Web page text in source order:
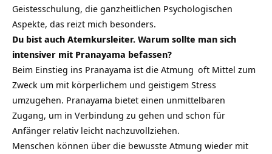
Geistesschulung, die ganzheitlichen Psychologischen
Aspekte, das reizt mich besonders.
Du bist auch Atemkursleiter. Warum sollte man sich
intensiver mit Pranayama befassen?
Beim Einstieg ins Pranayama ist die Atmung oft Mittel zum
Zweck um mit körperlichem und geistigem Stress
umzugehen. Pranayama bietet einen unmittelbaren
Zugang, um in Verbindung zu gehen und schon für
Anfänger relativ leicht nachzuvollziehen.
Menschen können über die bewusste Atmung wieder mit